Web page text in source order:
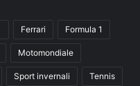
Ferrari Formula 1
Motomondiale
Sport invernali Tennis